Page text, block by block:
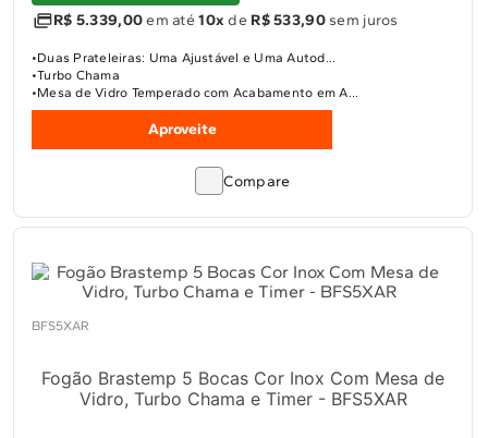
R$ 5.339,00em até10x de R$ 533,90sem juros
Duas Prateleiras: Uma Ajustável e Uma Autod...
Turbo Chama
Mesa de Vidro Temperado com Acabamento em A...
Aproveite
Compare
BFS5XAR
Fogão Brastemp 5 Bocas Cor Inox Com Mesa de
Vidro, Turbo Chama e Timer - BFS5XAR